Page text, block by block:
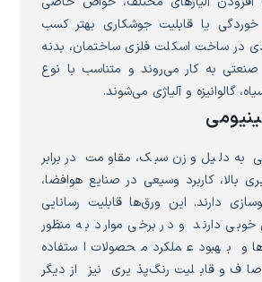
یا قابلیت جوشکاری بهتر کسب
در ساخت اسکلت فلزی ساختمان، بدنه
به کار می‌روند و متناسب با نوع
گالوانیزه و آلیاژی می‌شوند.
به دلیل وزن سبک، مقاومت در برابر
بالا، کاربرد وسیعی در صنایع هوافضا،
دارند. این ورق‌ها قابلیت رسانایی
خوبی دارند و در برخی موارد به منظور
و بهبود عملکرد محصولات استفاده
و قابلیت رنگ‌پذیری نیز از دیگر